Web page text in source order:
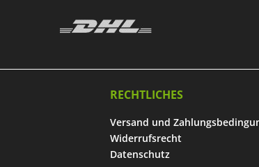
RECHTLICHES
Versand und
Widerrufsrecht
Datenschutz